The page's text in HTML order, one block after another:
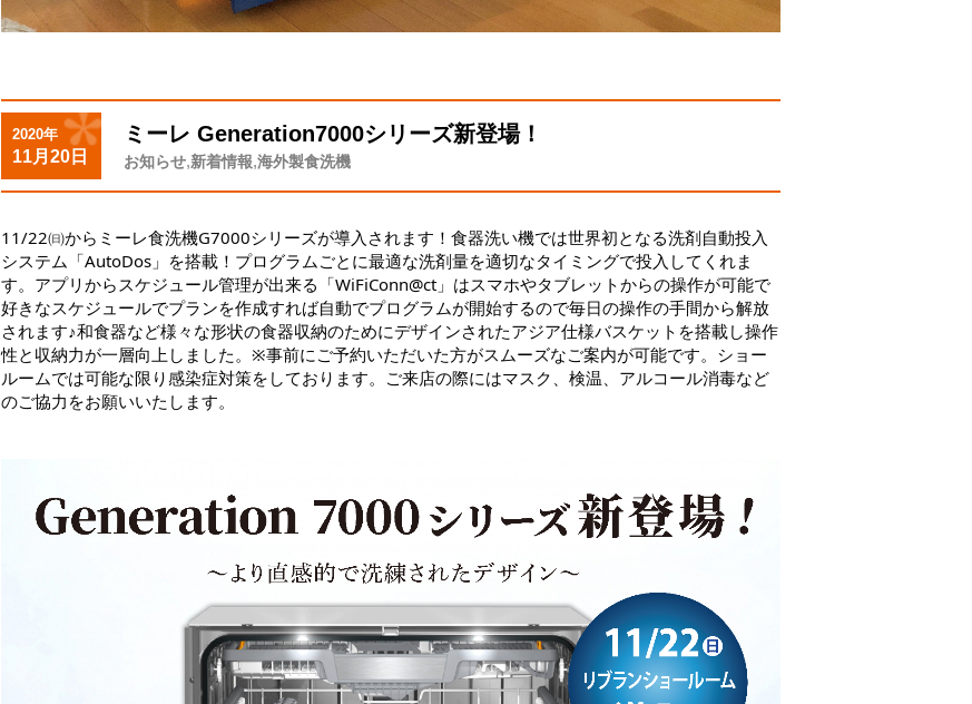
2020年
11月20日
ミーレ Generation7000シリーズ新登場！
お知らせ,新着情報,海外製食洗機
11/22㈰からミーレ食洗機G7000シリーズが導入されます！食器洗い機では世界初となる洗剤自動投入
システム「AutoDos」を搭載！プログラムごとに最適な洗剤量を適切なタイミングで投入してくれま
す。アプリからスケジュール管理が出来る「WiFiConn@ct」はスマホやタブレットからの操作が可能で
好きなスケジュールでプランを作成すれば自動でプログラムが開始するので毎日の操作の手間から解放
されます♪和食器など様々な形状の食器収納のためにデザインされたアジア仕様バスケットを搭載し操作
性と収納力が一層向上しました。※事前にご予約いただいた方がスムーズなご案内が可能です。ショー
ルームでは可能な限り感染症対策をしております。ご来店の際にはマスク、検温、アルコール消毒など
のご協力をお願いいたします。